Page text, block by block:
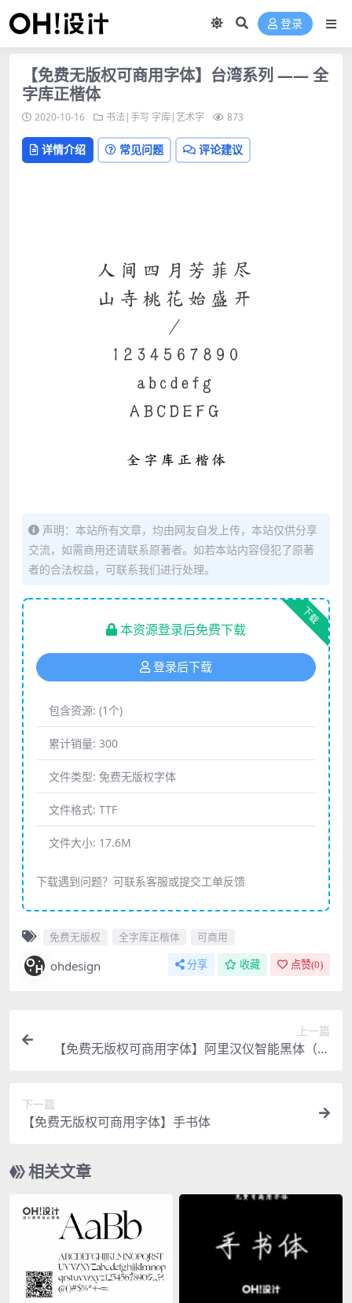
登录
【免费无版权可商用字体】台湾系列 —— 全
字库正楷体
2020-10-16 书法|手写 字库|艺术字 873
详情介绍 常见问题 评论建议
声明：本站所有文章，均由网友自发上传，本站仅供分享
交流，如需商用还请联系原著者。如若本站内容侵犯了原著
者的合法权益，可联系我们进行处理。
下载
本资源登录后免费下载
登录后下载
包含资源: (1个)
累计销量: 300
文件类型: 免费无版权字体
文件格式: TTF
文件大小: 17.6M
下载遇到问题？可联系客服或提交工单反馈
免费无版权 全字库正楷体 可商用
ohdesign 分享 收藏 点赞(0)
上一篇
【免费无版权可商用字体】阿里汉仪智能黑体（仅
下一篇
【免费无版权可商用字体】手书体
相关文章